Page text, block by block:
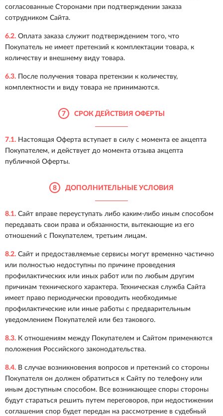
согласованные Сторонами при подтверждении заказа
сотрудником Сайта.
6.2. Оплата заказа служит подтверждением того, что
Покупатель не имеет претензий к комплектации товара, к
количеству и внешнему виду товара.
6.3. После получения товара претензии к количеству,
комплектности и виду товара не принимаются.
7 СРОК ДЕЙСТВИЯ ОФЕРТЫ
7.1. Настоящая Оферта вступает в силу с момента ее акцепта
Покупателем, и действует до момента отзыва акцепта
публичной Оферты.
8 ДОПОЛНИТЕЛЬНЫЕ УСЛОВИЯ
8.1. Сайт вправе переуступать либо каким-либо иным способом
передавать свои права и обязанности, вытекающие из его
отношений с Покупателем, третьим лицам.
8.2. Сайт и предоставляемые сервисы могут временно частично
или полностью недоступны по причине проведения
профилактических или иных работ или по любым другим
причинам технического характера. Техническая служба Сайта
имеет право периодически проводить необходимые
профилактические или иные работы с предварительным
уведомлением Покупателей или без такового.
8.3. К отношениям между Покупателем и Сайтом применяются
положения Российского законодательства.
8.4. В случае возникновения вопросов и претензий со стороны
Покупателя он должен обратиться к Сайту по телефону или
иным доступным способом. Все возникающее споры стороны
будут стараться решить путем переговоров, при недостижении
соглашения спор будет передан на рассмотрение в судебный